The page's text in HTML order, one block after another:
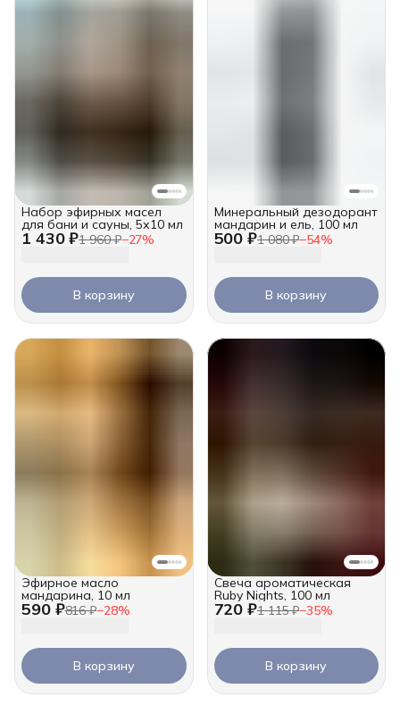
1 430 ₽1 960 ₽−27%
Набор эфирных масел
для бани и сауны, 5х10 мл
В корзину
500 ₽1 080 ₽−54%
Минеральный дезодорант
мандарин и ель, 100 мл
В корзину
590 ₽816 ₽−28%
Эфирное масло
мандарина, 10 мл
В корзину
720 ₽1 115 ₽−35%
Свеча ароматическая
Ruby Nights, 100 мл
В корзину